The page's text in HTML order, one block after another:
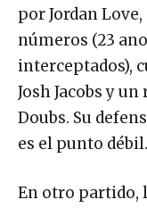
por Jordan
números (23
interceptados),
Josh Jacobs y
Doubs. Su
es el punto débil.
En otro partido,